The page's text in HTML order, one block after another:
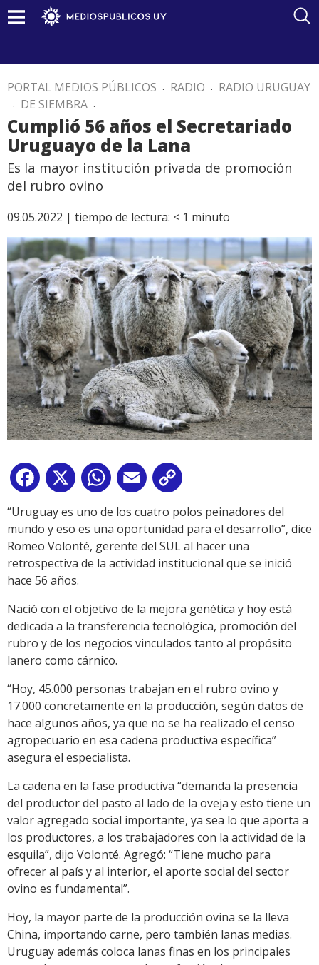
PORTAL MEDIOS PÚBLICOS . RADIO . RADIO URUGUAY
. DE SIEMBRA .
Cumplió 56 años el Secretariado
Uruguayo de la Lana
Es la mayor institución privada de promoción
del rubro ovino
09.05.2022 | tiempo de lectura: < 1 minuto
Facebook
X WhatsApp
Email
Link
“Uruguay es uno de los cuatro polos peinadores del
mundo y eso es una oportunidad para el desarrollo”, dice
Romeo Volonté, gerente del SUL al hacer una
retrospectiva de la actividad institucional que se inició
hace 56 años.
Nació con el objetivo de la mejora genética y hoy está
dedicada a la transferencia tecnológica, promoción del
rubro y de los negocios vinculados tanto al propósito
lanero como cárnico.
“Hoy, 45.000 personas trabajan en el rubro ovino y
17.000 concretamente en la producción, según datos de
hace algunos años, ya que no se ha realizado el censo
agropecuario en esa cadena productiva específica”
asegura el especialista.
La cadena en la fase productiva “demanda la presencia
del productor del pasto al lado de la oveja y esto tiene un
valor agregado social importante, ya sea lo que aporta a
los productores, a los trabajadores con la actividad de la
esquila”, dijo Volonté. Agregó: “Tiene mucho para
ofrecer al país y al interior, el aporte social del sector
ovino es fundamental”.
Hoy, la mayor parte de la producción ovina se la lleva
China, importando carne, pero también lanas medias.
Uruguay además coloca lanas finas en los principales